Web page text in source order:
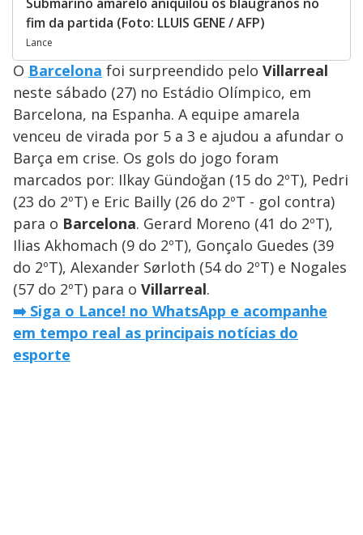
fim da partida (Foto: LLUIS GENE / AFP)
Lance
O Barcelona foi surpreendido pelo Villarreal
neste sábado (27) no Estádio Olímpico, em
Barcelona, na Espanha. A equipe amarela
venceu de virada por 5 a 3 e ajudou a afundar o
Barça em crise. Os gols do jogo foram
marcados por: Ilkay Gündoğan (15 do 2ºT), Pedri
(23 do 2ºT) e Eric Bailly (26 do 2ºT - gol contra)
para o Barcelona. Gerard Moreno (41 do 2ºT),
Ilias Akhomach (9 do 2ºT), Gonçalo Guedes (39
do 2ºT), Alexander Sørloth (54 do 2ºT) e Nogales
(57 do 2ºT) para o Villarreal.
➡️ Siga o Lance! no WhatsApp e acompanhe
em tempo real as principais notícias do
esporte